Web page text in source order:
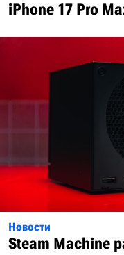
iPhone 17 Pro
Новости
Steam Machine